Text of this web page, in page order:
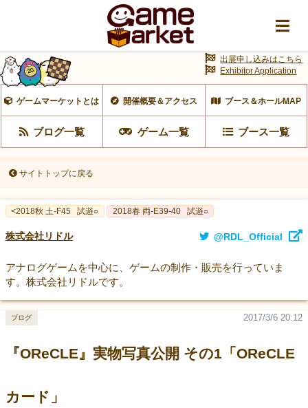
ゲームマーケットとは 開催概要＆アクセス ブース＆ホールMAP
ブログ一覧 ゲーム一覧 ブース一覧
出展申し込みはこちら
Exhibitor Application
サイトトップに戻る
<2018秋 土-F45 試遊○ 2018春 両-E39-40 試遊○
株式会社リドル @RDL_Official
アナログゲームを中心に、ゲームの制作・販売を行っていま
す。株式会社リドルです。
『OReCLE』実物写真公開 その1「OReCLE
カード」
2017/3/6 20:12
ブログ